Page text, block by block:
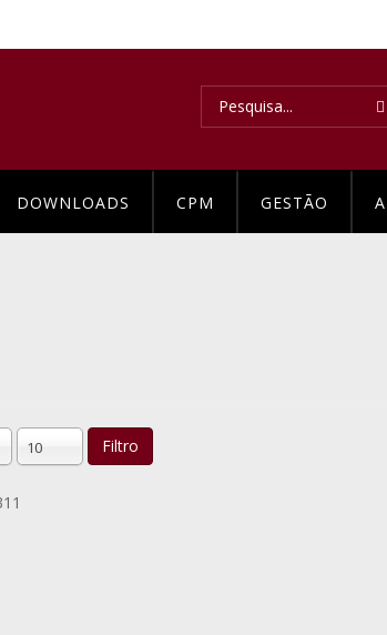
DOWNLOADS CPM GESTÃO
10 Filtro